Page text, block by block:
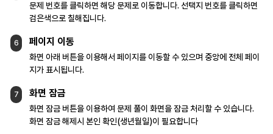
문제 번호를 클릭하면 해당 문제로 이동합니다.선택지 번호를 클릭하면
검은색으로칠해집니다.
6 페이지 이동
화면 아래 버튼을 이용해서 페이지를 이동할 수있으며 중앙에 전체 페이
지가 표시됩니다.
7 화면 잠금
화면 잠금 버튼을 이용하여 문제 풀이 화면을잠금 처리할 수 있습니다.
화면 잠금 해제시 본인 확인(생년월일)이 필요합니다